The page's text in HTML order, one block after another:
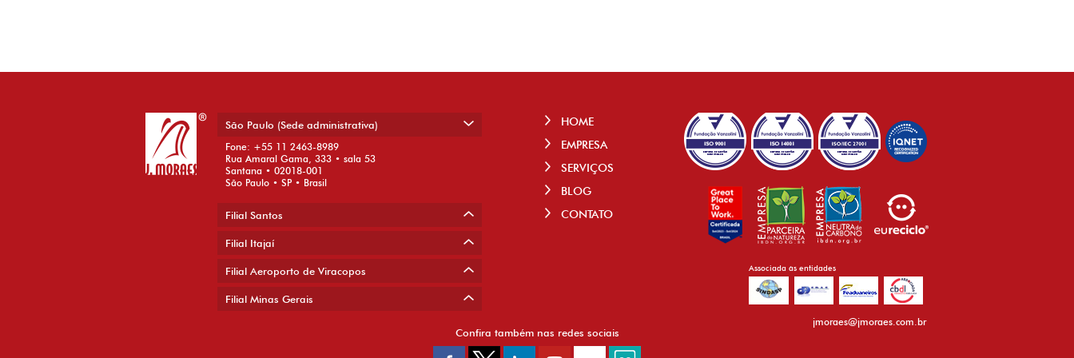
São Paulo (Sede administrativa)
Fone: +55 11 2463-8989
Rua Amaral Gama, 333 • sala 53
Santana • 02018-001
São Paulo • SP • Brasil
Filial Santos
Filial Itajaí
Filial Aeroporto de Viracopos
Filial Minas Gerais
HOME
EMPRESA
SERVIÇOS
BLOG
CONTATO
Associada às entidades
jmoraes@jmoraes.com.br
Confira também nas redes sociais